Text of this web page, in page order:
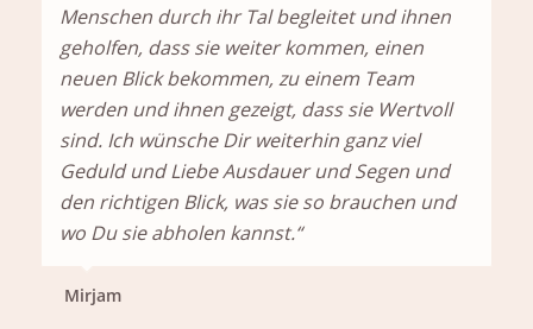
Menschen durch ihr Tal begleitet und ihnen
geholfen, dass sie weiter kommen, einen
neuen Blick bekommen, zu einem Team
werden und ihnen gezeigt, dass sie Wertvoll
sind. Ich wünsche Dir weiterhin ganz viel
Geduld und Liebe Ausdauer und Segen und
den richtigen Blick, was sie so brauchen und
wo Du sie abholen kannst.“
Mirjam